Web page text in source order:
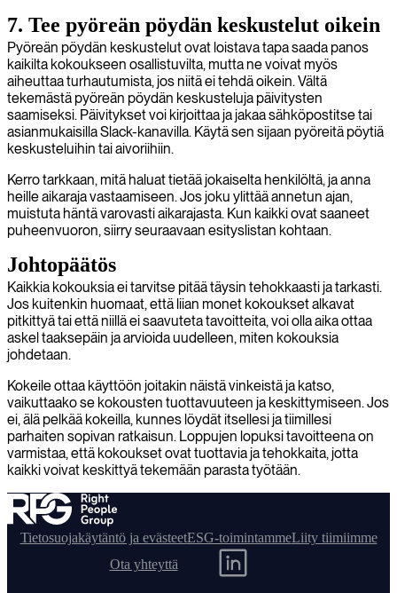
7. Tee pyöreän pöydän keskustelut oikein
Pyöreän pöydän keskustelut ovat loistava tapa saada panos
kaikilta kokoukseen osallistuvilta, mutta ne voivat myös
aiheuttaa turhautumista, jos niitä ei tehdä oikein. Vältä
tekemästä pyöreän pöydän keskusteluja päivitysten
saamiseksi. Päivitykset voi kirjoittaa ja jakaa sähköpostitse tai
asianmukaisilla Slack-kanavilla. Käytä sen sijaan pyöreitä pöytiä
keskusteluihin tai aivoriihiin.
Kerro tarkkaan, mitä haluat tietää jokaiselta henkilöltä, ja anna
heille aikaraja vastaamiseen. Jos joku ylittää annetun ajan,
muistuta häntä varovasti aikarajasta. Kun kaikki ovat saaneet
puheenvuoron, siirry seuraavaan esityslistan kohtaan.
Johtopäätös
Kaikkia kokouksia ei tarvitse pitää täysin tehokkaasti ja tarkasti.
Jos kuitenkin huomaat, että liian monet kokoukset alkavat
pitkittyä tai että niillä ei saavuteta tavoitteita, voi olla aika ottaa
askel taaksepäin ja arvioida uudelleen, miten kokouksia
johdetaan.
Kokeile ottaa käyttöön joitakin näistä vinkeistä ja katso,
vaikuttaako se kokousten tuottavuuteen ja keskittymiseen. Jos
ei, älä pelkää kokeilla, kunnes löydät itsellesi ja tiimillesi
parhaiten sopivan ratkaisun. Loppujen lopuksi tavoitteena on
varmistaa, että kokoukset ovat tuottavia ja tehokkaita, jotta
kaikki voivat keskittyä tekemään parasta työtään.
Tietosuojakäytäntö ja evästeetESG-toimintammeLiity tiimiimme
Ota yhteyttä